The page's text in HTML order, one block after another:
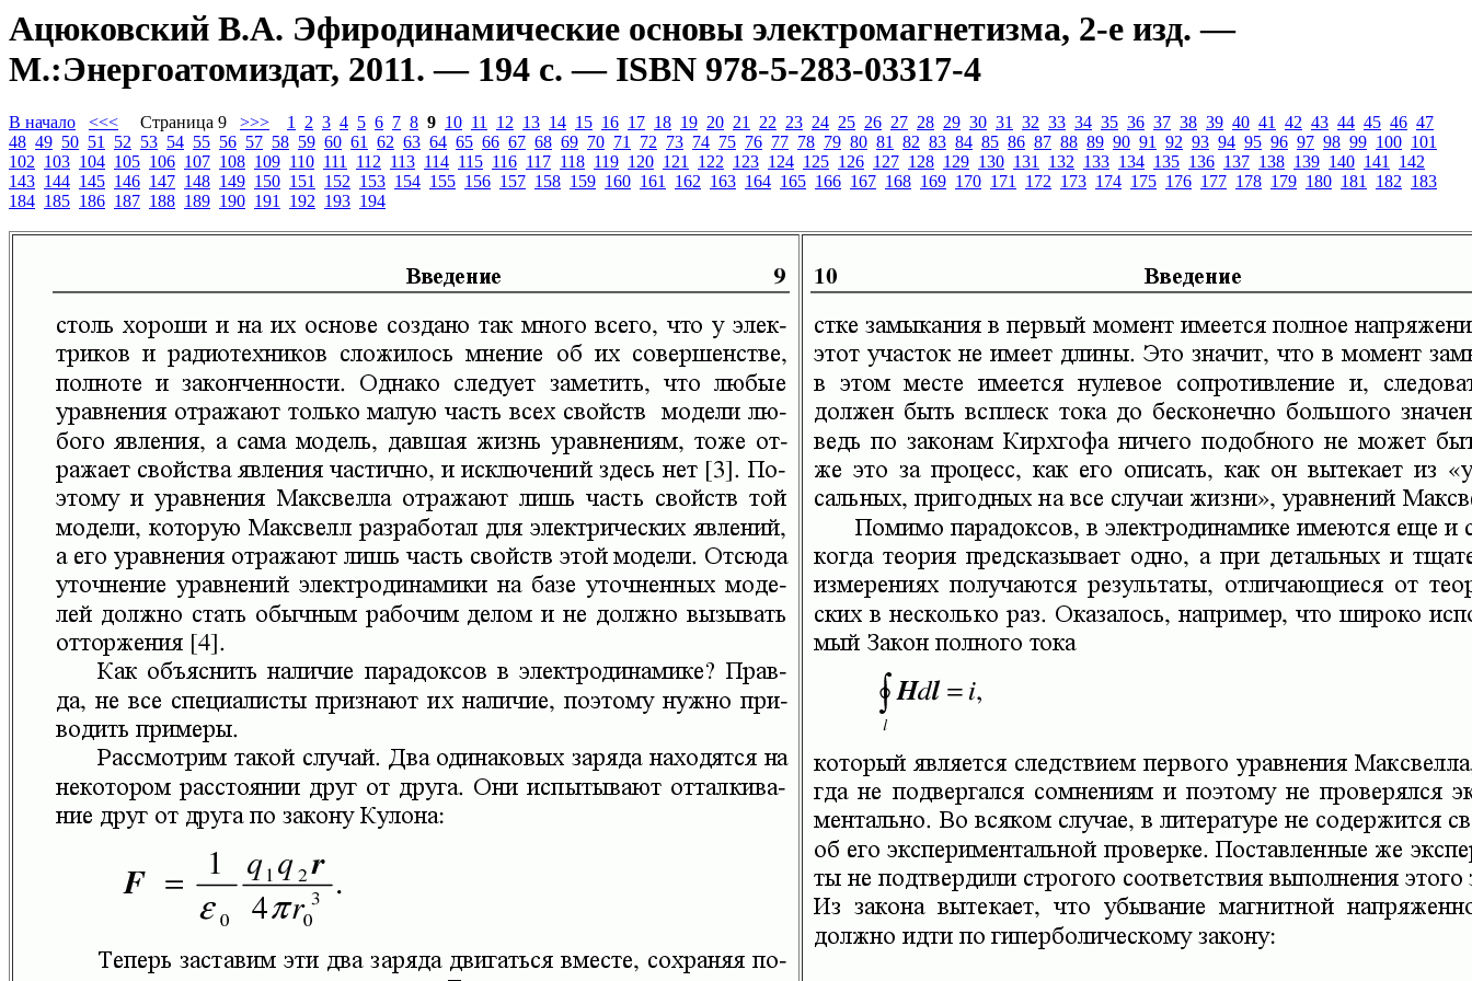
Ацюковский В.А. Эфиродинамические основы электромагнетизма, 2-е изд. —
М.:Энергоатомиздат, 2011. — 194 с. — ISBN 978-5-283-03317-4
В начало <<< Страница 9 >>> 1 2 3 4 5 6 7 8 9 10 11 12 13 14 15 16 17 18 19 20 21 22 23 24 25 26 27 28 29 30 31 32 33 34 35 36 37 38 39 40 41 42 43 44 45 46 47
48 49 50 51 52 53 54 55 56 57 58 59 60 61 62 63 64 65 66 67 68 69 70 71 72 73 74 75 76 77 78 79 80 81 82 83 84 85 86 87 88 89 90 91 92 93 94 95 96 97 98 99 100 101
102 103 104 105 106 107 108 109 110 111 112 113 114 115 116 117 118 119 120 121 122 123 124 125 126 127 128 129 130 131 132 133 134 135 136 137 138 139 140 141 142
143 144 145 146 147 148 149 150 151 152 153 154 155 156 157 158 159 160 161 162 163 164 165 166 167 168 169 170 171 172 173 174 175 176 177 178 179 180 181 182 183
184 185 186 187 188 189 190 191 192 193 194